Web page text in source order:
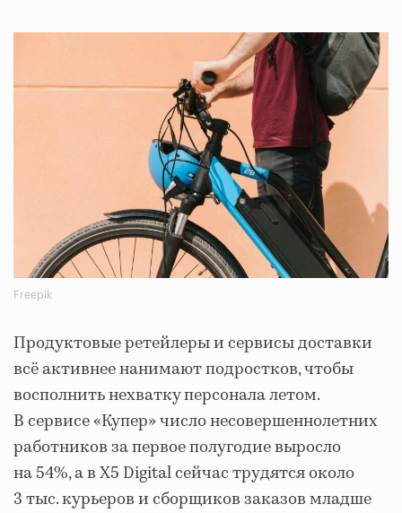
Freepik
Продуктовые ретейлеры и сервисы доставки
всё активнее нанимают подростков, чтобы
восполнить нехватку персонала летом.
В сервисе «Купер» число несовершеннолетних
работников за первое полугодие выросло
на 54%, а в X5 Digital сейчас трудятся около
3 тыс. курьеров и сборщиков заказов младше